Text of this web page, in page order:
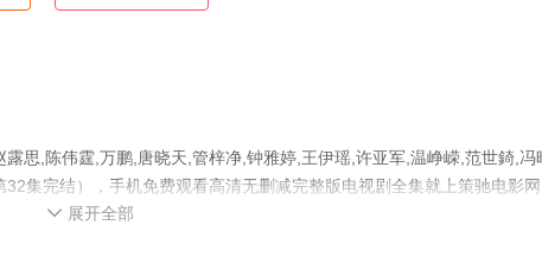
思,陈伟霆,万鹏,唐晓天,管梓净,钟雅婷,王伊瑶,许亚军,温峥嵘,范世錡,冯
集完结），手机免费观看高清无删减完整版电视剧全集就上策驰电影
了解。 展开全部